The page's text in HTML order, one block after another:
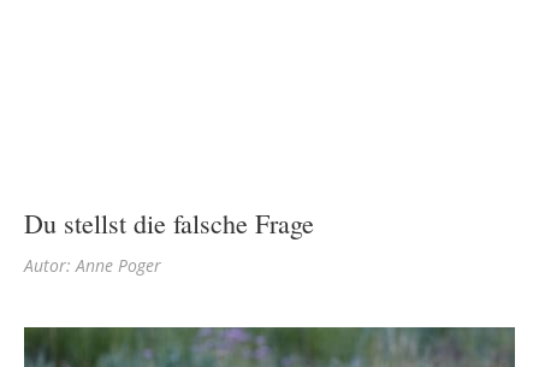
Du stellst die falsche Frage
Autor: Anne Poger